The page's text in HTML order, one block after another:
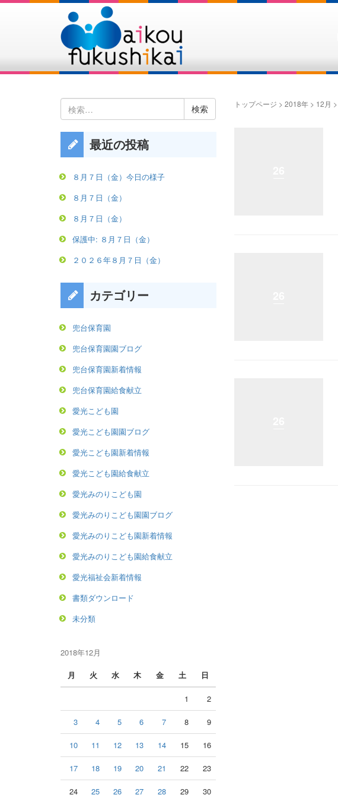
トップページ > 2018年> 12月 >
検
索:
最近の投稿
８月７日（金）今日の様子
８月７日（金）
８月７日（金）
保護中: ８月７日（金）
２０２６年８月７日（金）
カテゴリー
兜台保育園
兜台保育園園ブログ
兜台保育園新着情報
兜台保育園給食献立
愛光こども園
愛光こども園園ブログ
愛光こども園新着情報
愛光こども園給食献立
愛光みのりこども園
愛光みのりこども園園ブログ
愛光みのりこども園新着情報
愛光みのりこども園給食献立
愛光福祉会新着情報
書類ダウンロード
未分類
2018年12月
月
火 水 木 金 土 日
1 2
3 4 5 6 7 8 9
10 11 12 13 14 15 16
17 18 19 20 21 22 23
24 25 26 27 28 29 30